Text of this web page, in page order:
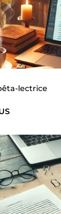
lectrice